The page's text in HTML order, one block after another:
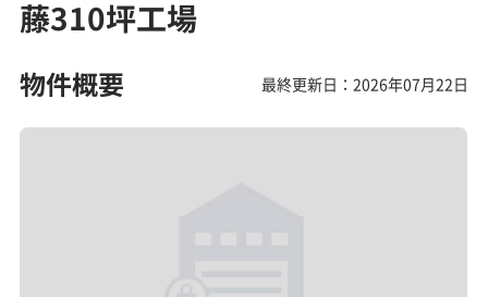
藤310坪工場
物件概要 最終更新日：2026年07月22日